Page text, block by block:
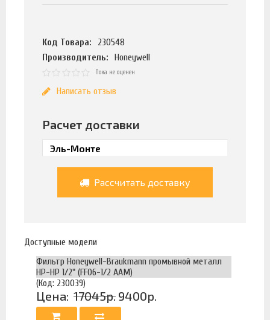
Код Товара:
230548
Производитель:
Honeywell
Пока не оценен
Написать отзыв
Расчет доставки
Рассчитать доставку
Доступные модели
Фильтр Honeywell-Braukmann промывной металл
НР-НР 1/2" (FF06-1/2 AAM)
(Код: 230039)
Цена: 17045р. 9400р.